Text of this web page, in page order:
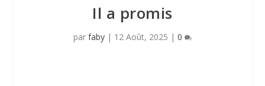
Il a promis
par faby | 12 Août, 2025 | 0